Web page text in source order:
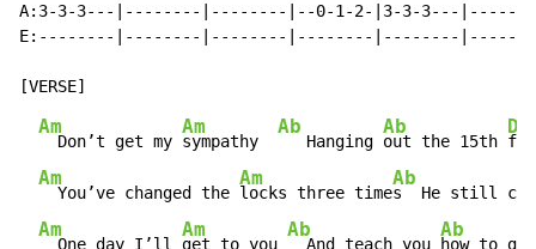
A:3-3-3---|--------|--------|--0-1-2-|3-3-3---
E:--------|--------|--------|--------|--------
Am
  Don’t get my
Am
sympathy
Ab
   Hanging
Ab
out the 15th
D#
Am
  You’ve changed the
Am
locks three time
Ab
s  He still
Am
  One day I’ll
Am
get to you
Ab
  And teach you
Ab
how to